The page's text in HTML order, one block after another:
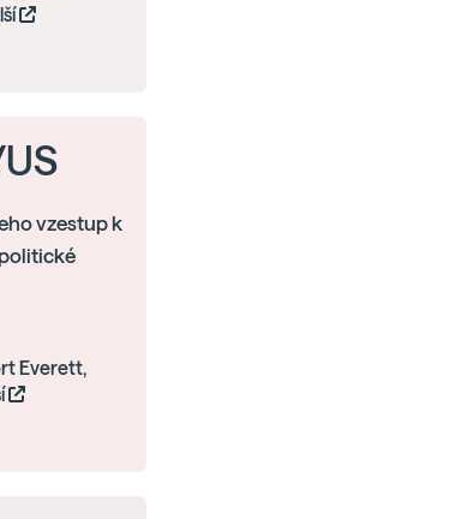
vzestup k
Everett,